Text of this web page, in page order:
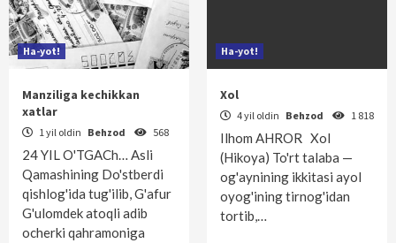
Ha-yot!
Manziliga kechikkan
xatlar
1 yil oldin Behzod 568
24 YIL O'TGACh… Asli
Qamashining Do'stberdi
qishlog'ida tug'ilib, G'afur
G'ulomdek atoqli adib
ocherki qahramoniga
Ha-yot!
Xol
4 yil oldin Behzod 1 818
Ilhom AHROR Xol
(Hikoya) To'rt talaba —
og'aynining ikkitasi ayol
oyog'ining tirnog'idan
tortib,…